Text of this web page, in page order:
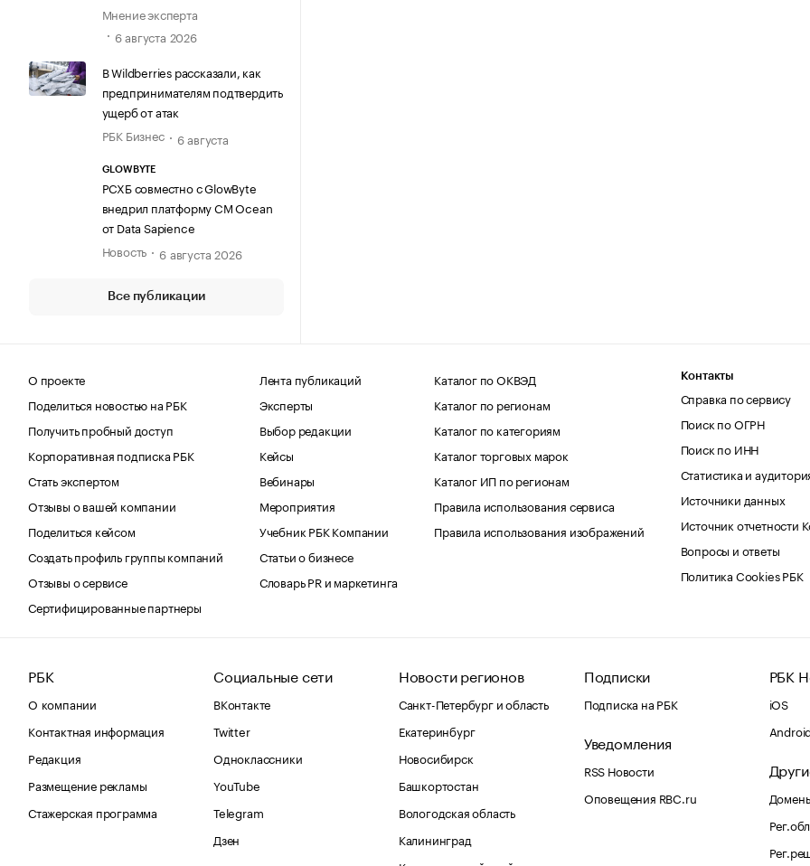
Мнение эксперта
6 августа 2026
В Wildberries рассказали, как
предпринимателям подтвердить
ущерб от атак
РБК Бизнес
6 августа
GLOWBYTE
РСХБ совместно с GlowByte
внедрил платформу CM Ocean
от Data Sapience
Новость
6 августа 2026
Все публикации
О проекте
Поделиться новостью на РБК
Получить пробный доступ
Корпоративная подписка РБК
Стать экспертом
Отзывы о вашей компании
Поделиться кейсом
Создать профиль группы компаний
Отзывы о сервисе
Сертифицированные партнеры
Лента публикаций
Эксперты
Выбор редакции
Кейсы
Вебинары
Мероприятия
Учебник РБК Компании
Статьи о бизнесе
Словарь PR и маркетинга
Каталог по ОКВЭД
Каталог по регионам
Каталог по категориям
Каталог торговых марок
Каталог ИП по регионам
Правила использования сервиса
Правила использования изображений
Контакты
Справка по сервису
Поиск по ОГРН
Поиск по ИНН
Статистика и
Источники данных
Источник отчетности
Вопросы и ответы
Политика Cookies РБК
РБК
О компании
Контактная информация
Редакция
Размещение рекламы
Стажерская программа
Социальные сети
ВКонтакте
Twitter
Одноклассники
YouTube
Telegram
Дзен
Новости регионов
Санкт-Петербург и область
Екатеринбург
Новосибирск
Башкортостан
Вологодская область
Калининград
Подписки
Подписка на РБК
Уведомления
RSS Новости
Оповещения RBC.ru
РБК
iOS